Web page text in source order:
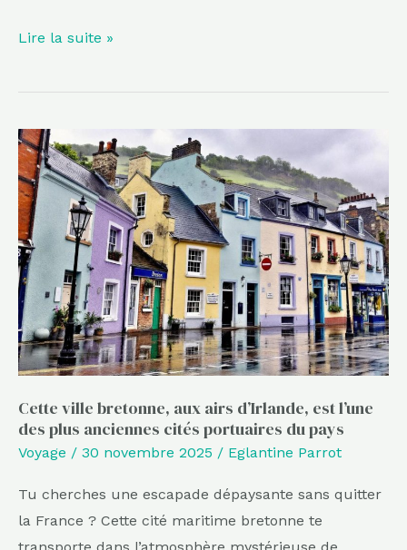
Lire la suite »
Cette ville bretonne, aux airs d’Irlande, est l’une
des plus anciennes cités portuaires du pays
Voyage / 30 novembre 2025 / Eglantine Parrot
Tu cherches une escapade dépaysante sans quitter
la France ? Cette cité maritime bretonne te
transporte dans l’atmosphère mystérieuse de
Cette
ville
bretonne,
aux
airs
d’Irlande,
est
l’une
des
plus
anciennes
cités
portuaires